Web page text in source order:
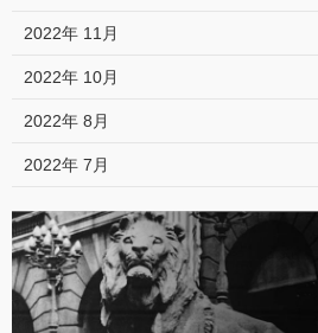
2022年 11月
2022年 10月
2022年 8月
2022年 7月